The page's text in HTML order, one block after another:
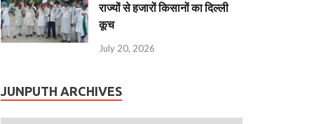
राज्यों से हजारों किसानों का दिल्ली
कूच
July 20, 2026
JUNPUTH ARCHIVES